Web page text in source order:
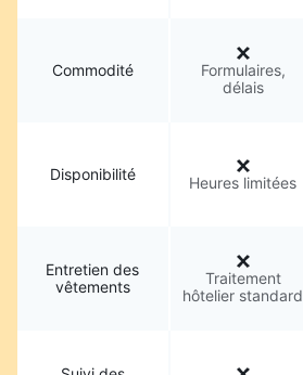
Commodité
Formulaires,
délais
Disponibilité Heures limitées
Entretien des
vêtements
Traitement
hôtelier standard